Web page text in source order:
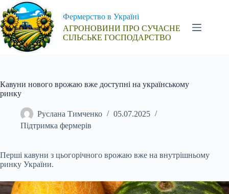
Перейти
до
вмісту
Фермерство в Україні
АГРОНОВИНИ ПРО СУЧАСНЕ
СІЛЬСЬКЕ ГОСПОДАРСТВО
Кавуни нового врожаю вже доступні на українському
ринку
Руслана Тимченко
05.07.2025
Підтримка фермерів
Перші кавуни з цьогорічного врожаю вже на внутрішньому
ринку України.